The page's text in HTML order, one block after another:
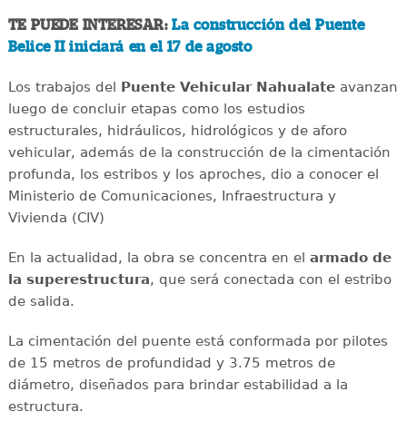
TE PUEDE INTERESAR:La construcción del Puente
Belice II iniciará en el 17 de agosto
Los trabajos del Puente Vehicular Nahualateavanzan
luego de concluir etapas como los estudios
estructurales, hidráulicos, hidrológicos y de aforo
vehicular, además de la construcción de la cimentación
profunda, los estribos y los aproches, dio a conocer el
Ministerio de Comunicaciones, Infraestructura y
Vivienda (CIV)
En la actualidad, la obra se concentra en el armado de
la superestructura, que será conectada con el estribo
de salida.
La cimentación del puente está conformada por pilotes
de 15 metros de profundidad y 3.75 metros de
diámetro, diseñados para brindar estabilidad a la
estructura.